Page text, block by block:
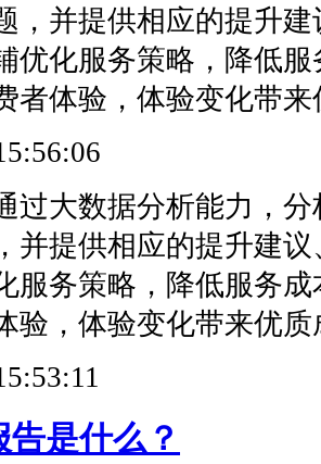
，并提供相应的提升
优化服务策略，降低
者体验，体验变化带
过大数据分析能力，
并提供相应的提升建
服务策略，降低服务
验，体验变化带来优质
是什么？